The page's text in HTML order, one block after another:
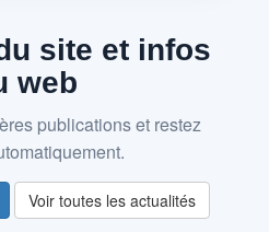
site et infos
web
publications et restez
Voir toutes les actualités